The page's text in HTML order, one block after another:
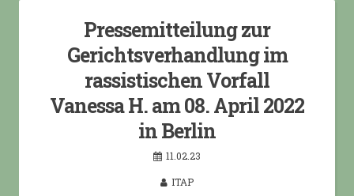
Pressemitteilung zur
Gerichtsverhandlung im
rassistischen Vorfall
Vanessa H. am 08. April 2022
in Berlin
11.02.23
ITAP